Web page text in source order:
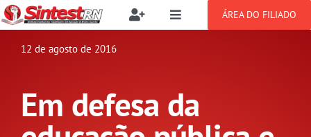
Ir
para
Toggle
Buscar
resultados
Filie-se
Toggle
SOBRE
NOTÍCIAS
ÁREA DO FILIADO
12 de agosto de 2016
Em defesa da